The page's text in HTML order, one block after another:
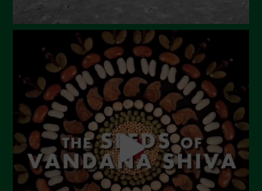
Ottobre 2023
Settembre 2023
Agosto 2023
Luglio 2023
Giugno 2023
Maggio 2023
Aprile 2023